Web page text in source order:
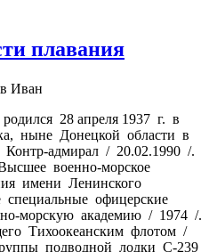
плавания
Иван
28 апреля 1937 г. в
ныне Донецкой области в
Контр-адмирал / 20.02.1990 /.
военно-морское
имени Ленинского
офицерские
морскую академию / 1974 /.
Тихоокеанским флотом /
подводной лодки С-239